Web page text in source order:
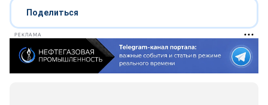
Поделиться
РЕКЛАМА